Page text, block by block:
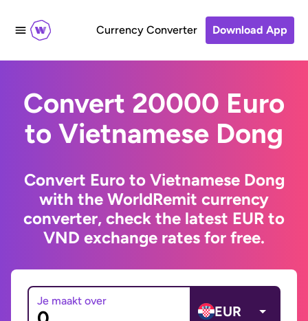
Currency Converter Download App
Convert 20000 Euro
to Vietnamese Dong
Convert Euro to Vietnamese Dong
with the WorldRemit currency
converter, check the latest EUR to
VND exchange rates for free.
Je maakt over
EUR